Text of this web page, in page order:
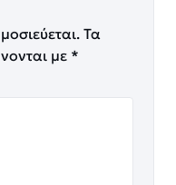
Τα
με *